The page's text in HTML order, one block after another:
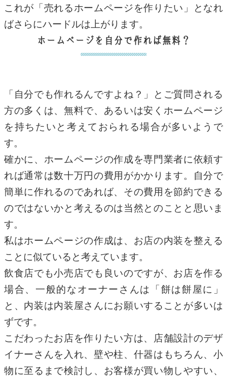
これが「売れるホームページを作りたい」となれ
ばさらにハードルは上がります。
ホームページを自分で作れば無料？
「自分でも作れるんですよね？」とご質問される
方の多くは、無料で、あるいは安くホームページ
を持ちたいと考えておられる場合が多いようで
す。
確かに、ホームページの作成を専門業者に依頼す
れば通常は数十万円の費用がかかります。自分で
簡単に作れるのであれば、その費用を節約できる
のではないかと考えるのは当然とのことと思いま
す。
私はホームページの作成は、お店の内装を整える
ことに似ていると考えています。
飲食店でも小売店でも良いのですが、お店を作る
場合、一般的なオーナーさんは「餅は餅屋に」
と、内装は内装屋さんにお願いすることが多いは
ずです。
こだわったお店を作りたい方は、店舗設計のデザ
イナーさんを入れ、壁や柱、什器はもちろん、小
物に至るまで検討し、お客様が買い物しやすい、